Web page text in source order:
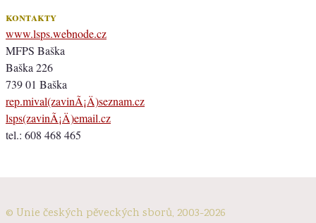
kontakty
www.lsps.webnode.cz
MFPS Baška
Baška 226
739 01 Baška
rep.mival(zavinÃ¡Ä)seznam.cz
lsps(zavinÃ¡Ä)email.cz
tel.: 608 468 465
© Unie českých pěveckých sborů, 2003-2026